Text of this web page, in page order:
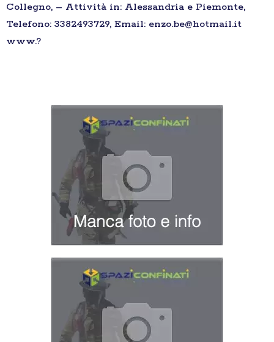
Collegno, – Attività in: Alessandria e Piemonte,
Telefono: 3382493729, Email: enzo.be@hotmail.it
www.?